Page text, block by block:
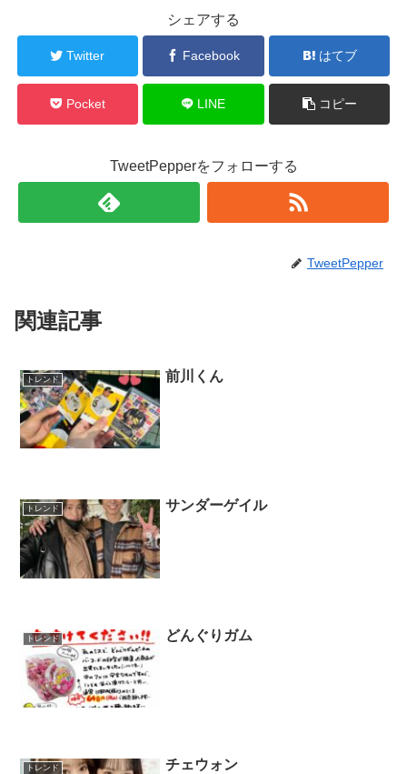
シェアする
Twitter Facebook はてブ
Pocket LINE コピー
TweetPepperをフォローする
TweetPepper
関連記事
トレンド 前川くん
トレンド サンダーゲイル
トレンド どんぐりガム
トレンド チェウォン